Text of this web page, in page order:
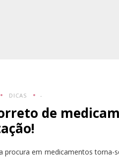
DICAS -
de
procura em medicamentos torna-